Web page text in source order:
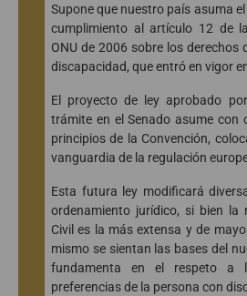
Supone que nuestro país asuma
cumplimiento al artículo 12 de
ONU de 2006 sobre los derechos
discapacidad, que entró en vigor
El proyecto de ley aprobado
trámite en el Senado asume con
principios de la Convención,
vanguardia de la regulación
Esta futura ley modificará
ordenamiento jurídico, si bien la
Civil es la más extensa y de
mismo se sientan las bases del
fundamenta en el respeto a
preferencias de la persona con